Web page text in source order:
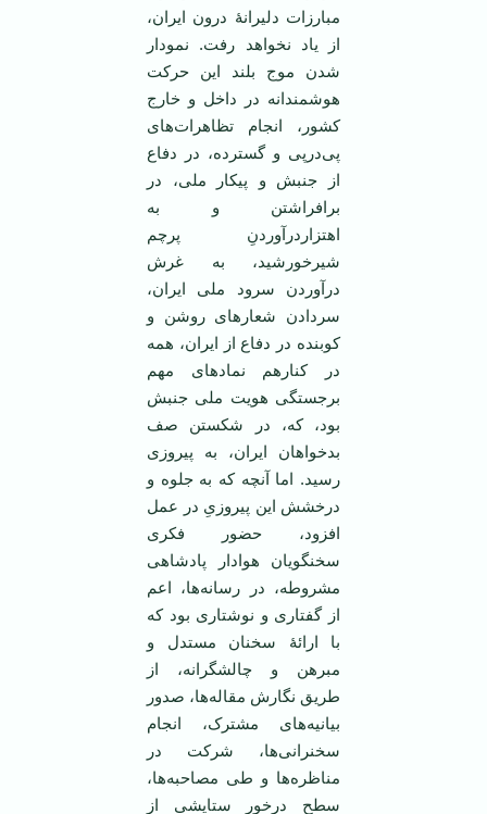
مبارزات دلیرانۀ درون ایران،
از یاد نخواهد رفت. نمودار
شدن موج بلند این حرکت
هوشمندانه در داخل و خارج
کشور، انجام تظاهرات‌های
پی‌درپی و گسترده، در دفاع
از جنبش و پیکار ملی، در
برافراشتن و به
اهتزاردرآوردنِ پرچم
شیرخورشید، به غرش
درآوردن سرود ملی ایران،
سردادن شعارهای روشن و
کوبنده در دفاع از ایران، همه
در کنارهم نمادهای مهم
برجستگی هویت ملی جنبش
بود، که، در شکستن صف
بدخواهان ایران، به پیروزی
رسید. اما آنچه که به جلوه و
درخشش این پیروزیِ در عمل
افزود، حضور فکری
سخنگویان هوادار پادشاهی
مشروطه، در رسانه‌ها، اعم
از گفتاری و نوشتاری بود که
با ارائۀ سخنان مستدل و
مبرهن و چالشگرانه، از
طریق نگارش مقاله‌ها، صدور
بیانیه‌های مشترک، انجام
سخنرانی‌ها، شرکت در
مناظره‌ها و طی مصاحبه‌ها،
سطح درخور ستایشی از